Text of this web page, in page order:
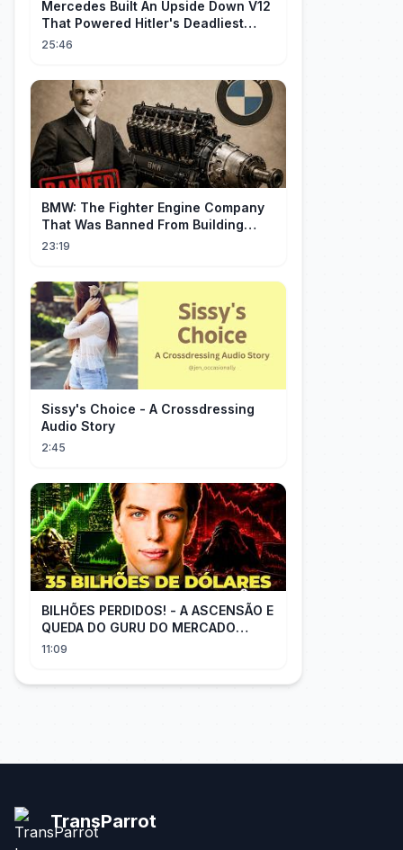
Mercedes Built An Upside Down V12
That Powered Hitler's Deadliest
Fighter
25:46
BMW: The Fighter Engine Company
That Was Banned From Building
Engines — So It Built Cars
23:19
Sissy's Choice - A Crossdressing
Audio Story
2:45
BILHÕES PERDIDOS! - A ASCENSÃO E
QUEDA DO GURU DO MERCADO
FINANCEIRO LEOPOLD
11:09
TransParrot